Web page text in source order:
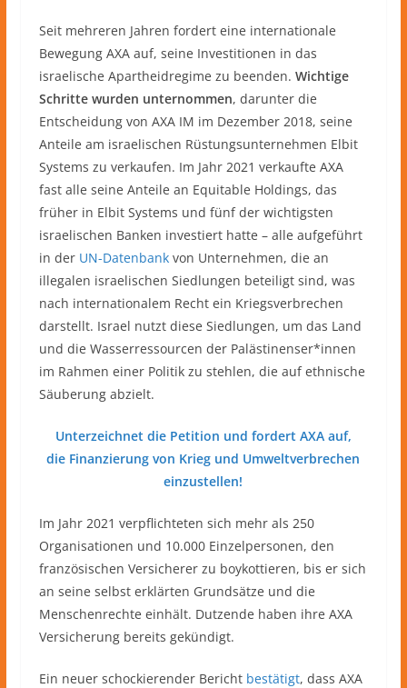
Seit mehreren Jahren fordert eine internationale
Bewegung AXA auf, seine Investitionen in das
israelische Apartheidregime zu beenden. Wichtige
Schritte wurden unternommen, darunter die
Entscheidung von AXA IM im Dezember 2018, seine
Anteile am israelischen Rüstungsunternehmen Elbit
Systems zu verkaufen. Im Jahr 2021 verkaufte AXA
fast alle seine Anteile an Equitable Holdings, das
früher in Elbit Systems und fünf der wichtigsten
israelischen Banken investiert hatte – alle aufgeführt
in der UN-Datenbankvon Unternehmen, die an
illegalen israelischen Siedlungen beteiligt sind, was
nach internationalem Recht ein Kriegsverbrechen
darstellt. Israel nutzt diese Siedlungen, um das Land
und die Wasserressourcen der Palästinenser*innen
im Rahmen einer Politik zu stehlen, die auf ethnische
Säuberung abzielt.
Unterzeichnet die Petition und fordert AXA auf,
die Finanzierung von Krieg und Umweltverbrechen
einzustellen!
Im Jahr 2021 verpflichteten sich mehr als 250
Organisationen und 10.000 Einzelpersonen, den
französischen Versicherer zu boykottieren, bis er sich
an seine selbst erklärten Grundsätze und die
Menschenrechte einhält. Dutzende haben ihre AXA
Versicherung bereits gekündigt.
Ein neuer schockierender Bericht bestätigt, dass AXA